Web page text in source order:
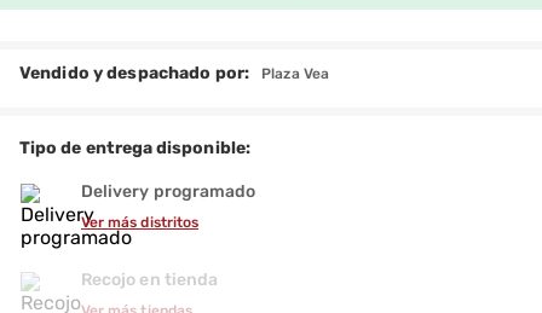
Vendido y despachado por: Plaza Vea
Tipo de entrega disponible:
Delivery programado
Ver más distritos
Recojo en tienda